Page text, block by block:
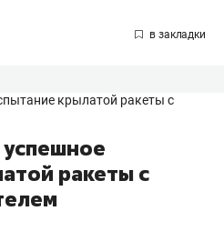
ракеты с